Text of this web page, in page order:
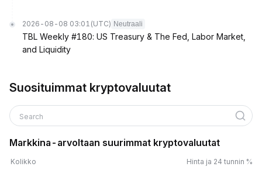
2026-08-08 03:01 (UTC) Neutraali
TBL Weekly #180: US Treasury & The Fed, Labor Market,
and Liquidity
Suosituimmat kryptovaluutat
Search
Markkina-arvoltaan suurimmat kryptovaluutat
Kolikko Hinta ja 24 tunnin %